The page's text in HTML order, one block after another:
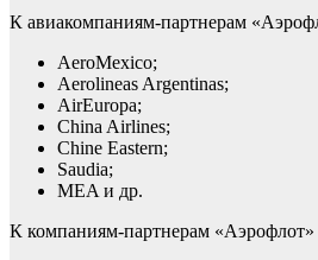
К авиакомпаниям-партнерам
AeroMexico;
Aerolineas Argentinas;
AirEuropa;
China Airlines;
Chine Eastern;
Saudia;
MEA и др.
К компаниям-партнерам «Аэрофлот»